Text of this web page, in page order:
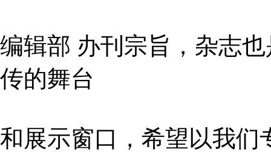
编辑部 办刊宗旨，杂志
传的舞台
和展示窗口，希望以我们